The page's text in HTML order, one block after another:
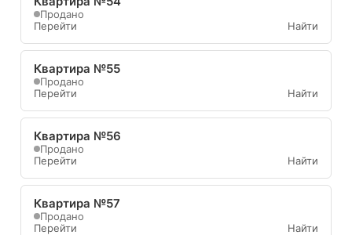
Продано
Перейти
Найти
Квартира №55
Продано
Перейти
Найти
Квартира №56
Продано
Перейти
Найти
Квартира №57
Продано
Перейти
Найти